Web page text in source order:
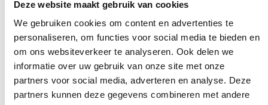
om ons websiteverkeer te analyseren. Ook delen we
informatie over uw gebruik van onze site met onze
partners voor social media, adverteren en analyse. Deze
partners kunnen deze gegevens combineren met andere
informatie die u aan ze heeft verstrekt of die ze hebben
verzameld op basis van uw gebruik van hun services.
Armhoogte (cm)
65 cm
Merk
Tower Living
Armleuningen